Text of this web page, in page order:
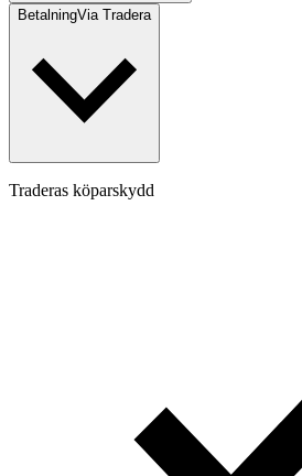
BetalningVia Tradera
Traderas köparskydd